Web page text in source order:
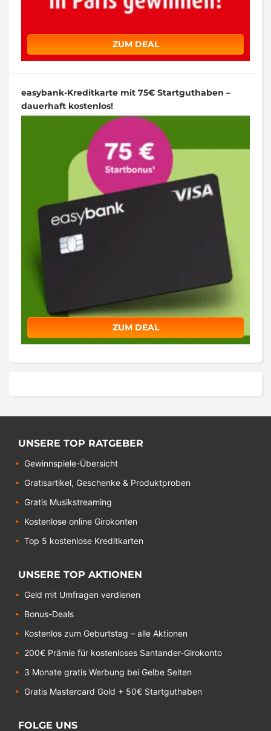
ZUM DEAL
easybank-Kreditkarte mit 75€ Startguthaben –
dauerhaft kostenlos!
ZUM DEAL
UNSERE TOP RATGEBER
Gewinnspiele-Übersicht
Gratisartikel, Geschenke & Produktproben
Gratis Musikstreaming
Kostenlose online Girokonten
Top 5 kostenlose Kreditkarten
UNSERE TOP AKTIONEN
Geld mit Umfragen verdienen
Bonus-Deals
Kostenlos zum Geburtstag – alle Aktionen
200€ Prämie für kostenloses Santander-Girokonto
3 Monate gratis Werbung bei Gelbe Seiten
Gratis Mastercard Gold + 50€ Startguthaben
FOLGE UNS